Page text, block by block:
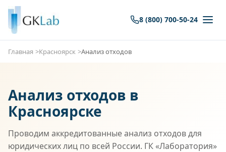
8 (800) 700-50-24
Главная Красноярск Анализ отходов
Анализ отходов в
Красноярске
Проводим аккредитованные анализ отходов для
юридических лиц по всей России. ГК «Лаборатория»